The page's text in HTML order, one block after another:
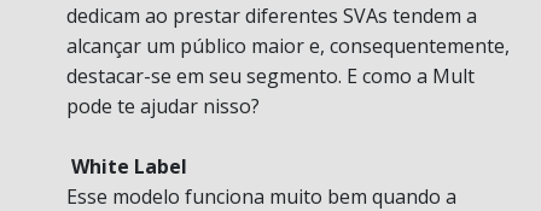
dedicam ao prestar diferentes SVAs tendem a
alcançar um público maior e, consequentemente,
destacar-se em seu segmento. E como a Mult
pode te ajudar nisso?
White Label
Esse modelo funciona muito bem quando a